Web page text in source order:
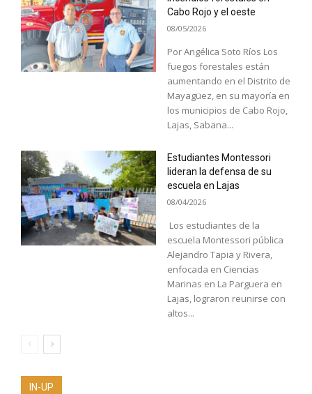
Cabo Rojo y el oeste
08/05/2026
Por Angélica Soto Ríos Los
fuegos forestales están
aumentando en el Distrito de
Mayagüez, en su mayoría en
los municipios de Cabo Rojo,
Lajas, Sabana...
Estudiantes Montessori
lideran la defensa de su
escuela en Lajas
08/04/2026
Los estudiantes de la
escuela Montessori pública
Alejandro Tapia y Rivera,
enfocada en Ciencias
Marinas en La Parguera en
Lajas, lograron reunirse con
altos...
IN-UP